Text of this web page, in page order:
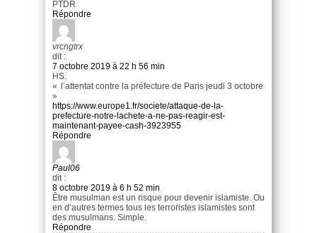
PTDR
Répondre
vrcngtrx
dit :
7 octobre 2019 à 22 h 56 min
HS.
« l’attentat contre la préfecture de Paris jeudi 3 octobre
»
https://www.europe1.fr/societe/attaque-de-la-
prefecture-notre-lachete-a-ne-pas-reagir-est-
maintenant-payee-cash-3923955
Répondre
Paul06
dit :
8 octobre 2019 à 6 h 52 min
Être musulman est un risque pour devenir islamiste. Ou
en d’autres termes tous les terroristes islamistes sont
des musulmans. Simple.
Répondre